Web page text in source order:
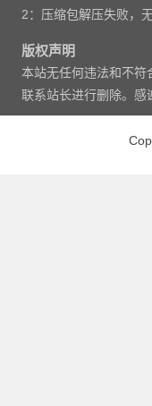
2：压缩包解压失败，
版权声明
本站无任何违法和不
联系站长进行删除。感